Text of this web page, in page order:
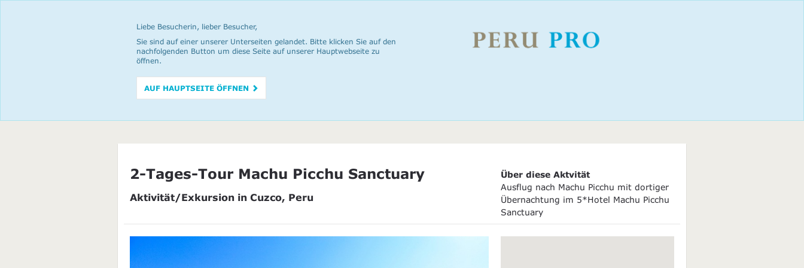
Liebe Besucherin, lieber Besucher,
Sie sind auf einer unserer Unterseiten gelandet. Bitte klicken Sie auf den
nachfolgenden Button um diese Seite auf unserer Hauptwebseite zu
öffnen.
AUF HAUPTSEITE ÖFFNEN
2-Tages-Tour Machu Picchu Sanctuary
Aktivität/Exkursion in Cuzco, Peru
Über diese Aktvität
Ausflug nach Machu Picchu mit dortiger
Übernachtung im 5*Hotel Machu Picchu
Sanctuary